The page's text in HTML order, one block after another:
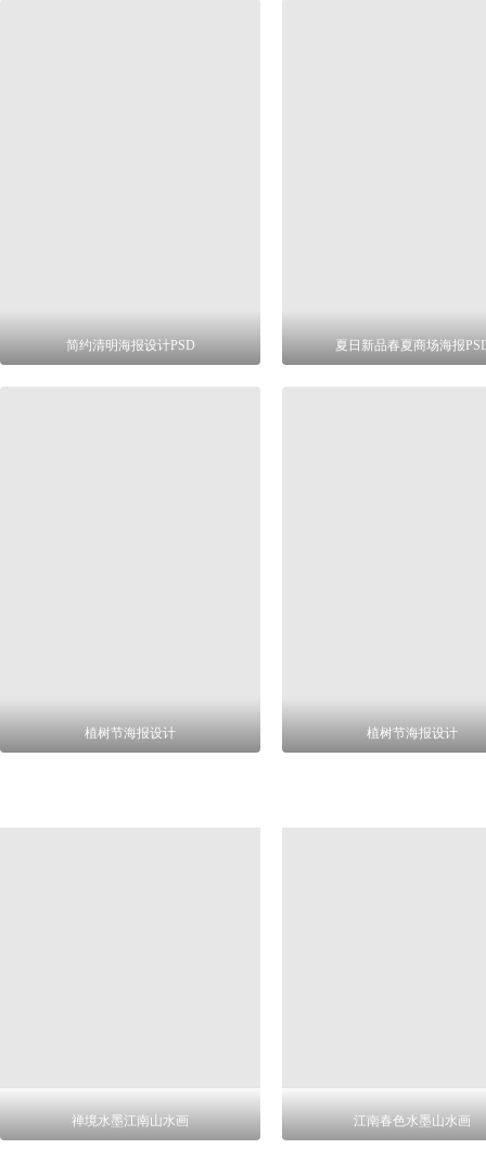
简约清明海报设计PSD 夏日新品春夏商场海报
植树节海报设计 植树节海报设计
禅境水墨江南山水画 江南春色水墨山水画